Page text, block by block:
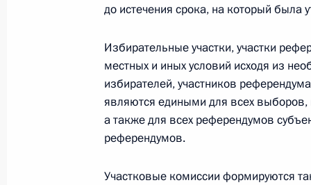
Увеличено число мировых судей и
области
4 октября 2012 года, 12:00
мирового судьи
до истечения срока, на который была
Избирательные участки, участки
местных и иных условий исходя из
избирателей, участников
являются едиными для всех выборов,
а также для всех референдумов
референдумов.
Участковые комиссии формируются